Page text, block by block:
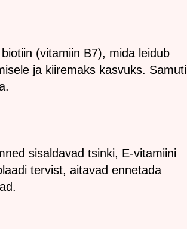
(vitamiin B7), mida leidub
ja kiiremaks kasvuks. Samuti
sisaldavad tsinki, E-vitamiini
tervist, aitavad ennetada